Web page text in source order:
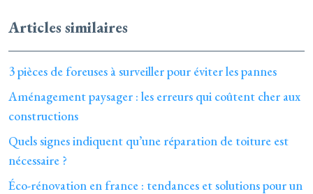
Articles similaires
3 pièces de foreuses à surveiller pour éviter les pannes
Aménagement paysager : les erreurs qui coûtent cher aux
constructions
Quels signes indiquent qu’une réparation de toiture est
nécessaire ?
Éco-rénovation en france : tendances et solutions pour un